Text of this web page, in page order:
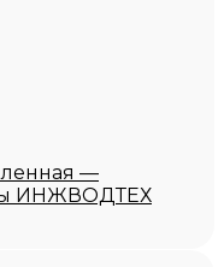
—
ИНЖВОДТЕХ